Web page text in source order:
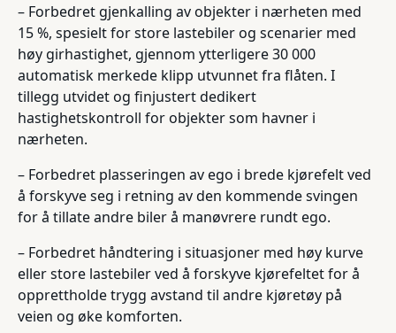
– Forbedret gjenkalling av objekter i nærheten med
15 %, spesielt for store lastebiler og scenarier med
høy girhastighet, gjennom ytterligere 30 000
automatisk merkede klipp utvunnet fra flåten. I
tillegg utvidet og finjustert dedikert
hastighetskontroll for objekter som havner i
nærheten.
– Forbedret plasseringen av ego i brede kjørefelt ved
å forskyve seg i retning av den kommende svingen
for å tillate andre biler å manøvrere rundt ego.
– Forbedret håndtering i situasjoner med høy kurve
eller store lastebiler ved å forskyve kjørefeltet for å
opprettholde trygg avstand til andre kjøretøy på
veien og øke komforten.